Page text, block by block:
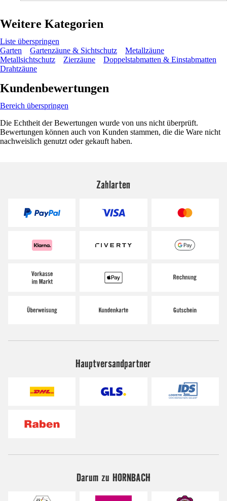
Weitere Kategorien
Liste überspringen
Garten
Gartenzäune & Sichtschutz
Metallzäune
Metallsichtschutz
Zierzäune
Doppelstabmatten & Einstabmatten
Drahtzäune
Kundenbewertungen
Bereich überspringen
Die Echtheit der Bewertungen wurde von uns nicht überprüft.
Bewertungen können auch von Kunden stammen, die die Ware nicht
nachweislich genutzt oder gekauft haben.
Zahlarten
Hauptversandpartner
Darum zu HORNBACH